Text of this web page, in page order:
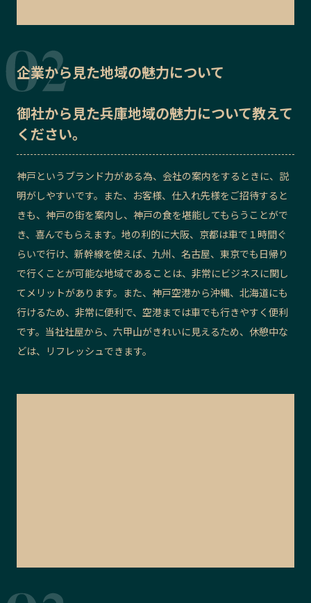
企業から見た地域の魅力について
御社から見た兵庫地域の魅力について教えて
ください。
神戸というブランド力がある為、会社の案内をするときに、説
明がしやすいです。また、お客様、仕入れ先様をご招待すると
きも、神戸の街を案内し、神戸の食を堪能してもらうことがで
き、喜んでもらえます。地の利的に大阪、京都は車で１時間ぐ
らいで行け、新幹線を使えば、九州、名古屋、東京でも日帰り
で行くことが可能な地域であることは、非常にビジネスに関し
てメリットがあります。また、神戸空港から沖縄、北海道にも
行けるため、非常に便利で、空港までは車でも行きやすく便利
です。当社社屋から、六甲山がきれいに見えるため、休憩中な
どは、リフレッシュできます。